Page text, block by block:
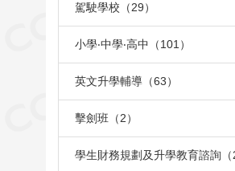
駕駛學校（29）
小學‧中學‧高中（101）
英文升學輔導（63）
擊劍班（2）
學生財務規劃及升學教育諮詢（